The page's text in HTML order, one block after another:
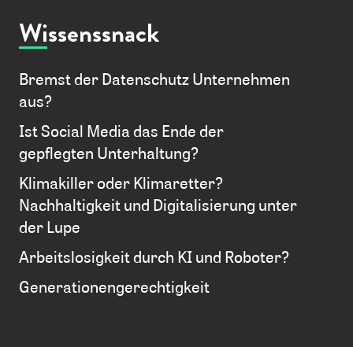
Wissenssnack
Bremst der Datenschutz Unternehmen
aus?
Ist Social Media das Ende der
gepflegten Unterhaltung?
Klimakiller oder Klimaretter?
Nachhaltigkeit und Digitalisierung unter
der Lupe
Arbeitslosigkeit durch KI und Roboter?
Generationengerechtigkeit